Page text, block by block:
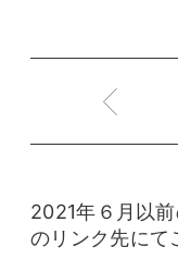
2021年６月以
のリンク先にて